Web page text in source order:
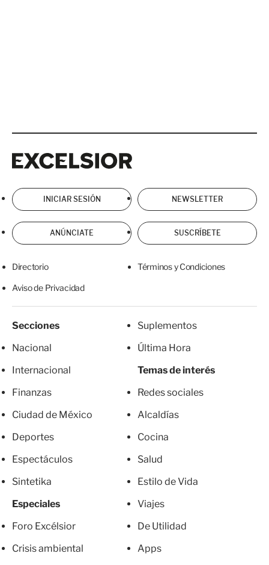
INICIAR SESIÓN NEWSLETTER
ANÚNCIATE SUSCRÍBETE
Directorio Términos y Condiciones
Aviso de Privacidad
Secciones
Nacional
Internacional
Finanzas
Ciudad de México
Deportes
Espectáculos
Sintetika
Especiales
Foro Excélsior
Crisis ambiental
Suplementos
Última Hora
Temas de interés
Redes sociales
Alcaldías
Cocina
Salud
Estilo de Vida
Viajes
De Utilidad
Apps